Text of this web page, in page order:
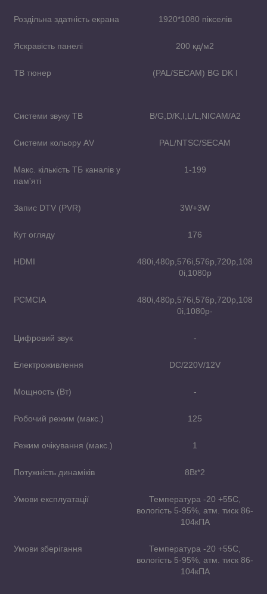
Роздільна здатність екрана 1920*1080 пікселів
Яскравість панелі 200 кд/м2
ТВ тюнер (PAL/SECAM) BG DK I
Системи звуку ТВ B/G,D/K,I,L/L,NICAM/A2
Системи кольору АV PAL/NTSC/SECAM
Макс. кількість ТБ каналів у
пам'яті
1-199
Запис DTV (PVR) 3W+3W
Кут огляду 176
HDMI
480i,480p,576i,576p,720p,108
0i,1080p
PCMCIA
480i,480p,576i,576p,720p,108
0i,1080p-
Цифровий звук -
Електроживлення DC/220V/12V
Мощность (Bт) -
Робочий режим (макс.) 125
Режим очікування (макс.) 1
Потужність динаміків 8Bt*2
Умови експлуатації
Температура -20 +55С,
вологість 5-95%, атм. тиск 86-
104кПА
Умови зберігання
Температура -20 +55С,
вологість 5-95%, атм. тиск 86-
104кПА